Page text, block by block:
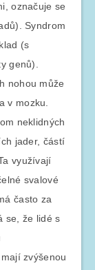
označuje se
Syndrom
(s
genů).
nohou může
v mozku.
neklidných
jader, částí
využívají
svalové
často za
se, že lidé s
zvýšenou